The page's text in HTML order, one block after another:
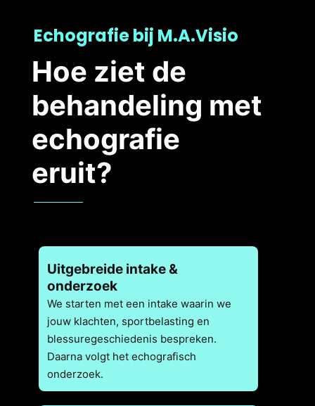
Echografie bij M.A.Visio
Hoe ziet de
behandeling met
echografie
eruit?
Uitgebreide intake &
onderzoek
We starten met een intake waarin we
jouw klachten, sportbelasting en
blessuregeschiedenis bespreken.
Daarna volgt het echografisch
onderzoek.